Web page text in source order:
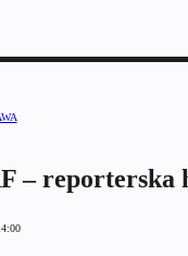
– reporterska